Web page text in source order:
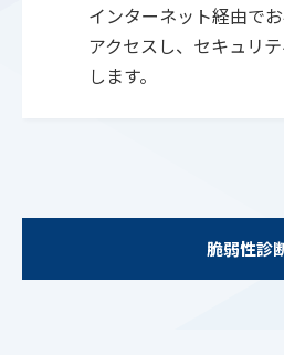
インターネット経由で
アクセスし、セキュリ
します。
脆弱性診